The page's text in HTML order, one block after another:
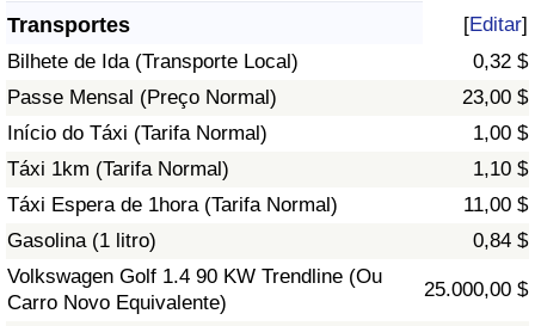
Transportes [Editar]
Bilhete de Ida (Transporte Local)
0,32 $
Passe Mensal (Preço Normal)
23,00 $
Início do Táxi (Tarifa Normal)
1,00 $
Táxi 1km (Tarifa Normal)
1,10 $
Táxi Espera de 1hora (Tarifa Normal)
11,00 $
Gasolina (1 litro)
0,84 $
Volkswagen Golf 1.4 90 KW Trendline (Ou
Carro Novo Equivalente)
25.000,00 $